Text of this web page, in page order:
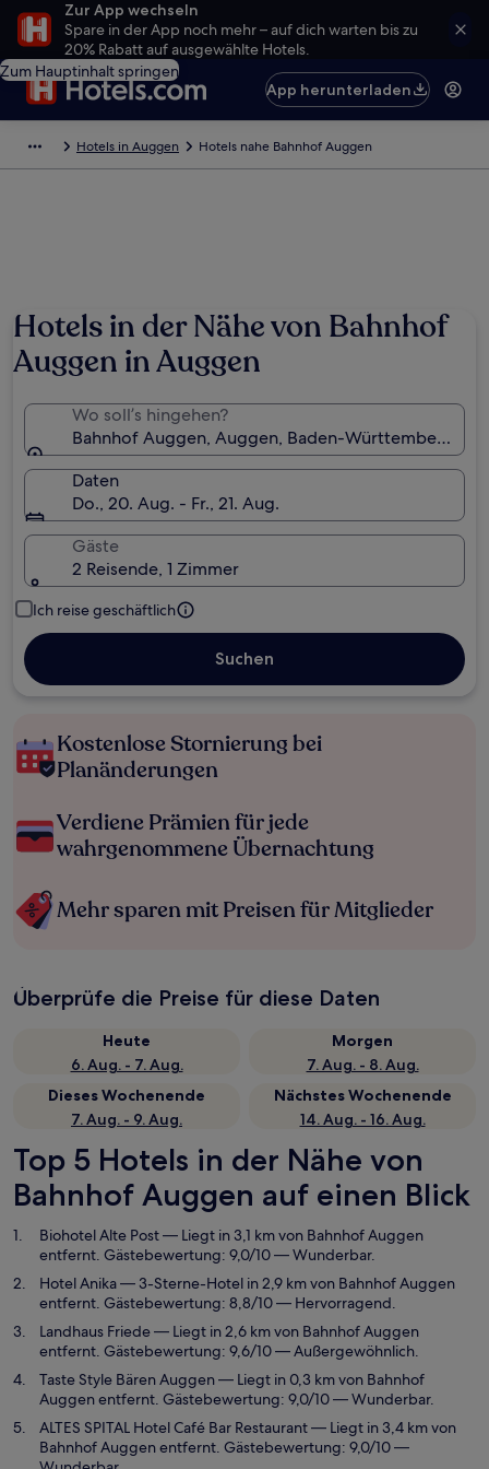
Zur App wechseln
Spare in der App noch mehr – auf dich warten bis zu
20% Rabatt auf ausgewählte Hotels.
Zum Hauptinhalt springen
App herunterladen
Hotels in Auggen Hotels nahe Bahnhof Auggen
Hotels in der Nähe von Bahnhof
Auggen in Auggen
Wo soll’s hingehen?
Bahnhof Auggen, Auggen, Baden-Württemberg,
Daten
Do., 20. Aug. - Fr., 21. Aug.
Gäste
2 Reisende, 1 Zimmer
Ich reise geschäftlich
Suchen
Kostenlose Stornierung bei
Planänderungen
Verdiene Prämien für jede
wahrgenommene Übernachtung
Mehr sparen mit Preisen für Mitglieder
Überprüfe die Preise für diese Daten
Heute
6. Aug. - 7. Aug.
Morgen
7. Aug. - 8. Aug.
Dieses Wochenende
7. Aug. - 9. Aug.
Nächstes Wochenende
14. Aug. - 16. Aug.
Top 5 Hotels in der Nähe von
Bahnhof Auggen auf einen Blick
Biohotel Alte Post— Liegt in 3,1 km von Bahnhof Auggen
entfernt. Gästebewertung: 9,0/10 — Wunderbar.
Hotel Anika— 3-Sterne-Hotel in 2,9 km von Bahnhof Auggen
entfernt. Gästebewertung: 8,8/10 — Hervorragend.
Landhaus Friede— Liegt in 2,6 km von Bahnhof Auggen
entfernt. Gästebewertung: 9,6/10 — Außergewöhnlich.
Taste Style Bären Auggen— Liegt in 0,3 km von Bahnhof
Auggen entfernt. Gästebewertung: 9,0/10 — Wunderbar.
ALTES SPITAL Hotel Café Bar Restaurant— Liegt in 3,4 km von
Bahnhof Auggen entfernt. Gästebewertung: 9,0/10 —